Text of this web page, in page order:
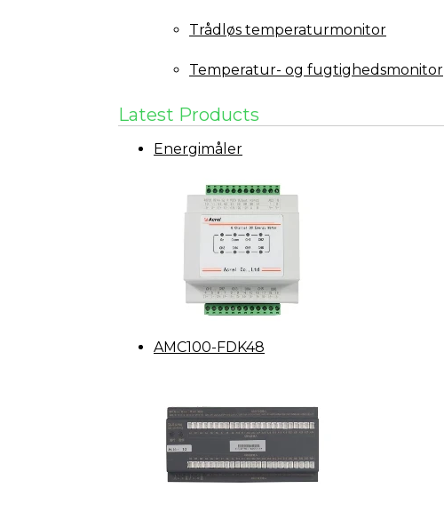
Trådløs temperaturmonitor
Temperatur- og fugtighedsmonitor
Latest Products
Energimåler
AMC100-FDK48